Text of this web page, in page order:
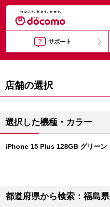
サポート
店舗の選択
選択した機種・カラー
iPhone 15 Plus 128GB グリーン
都道府県から検索：福島県